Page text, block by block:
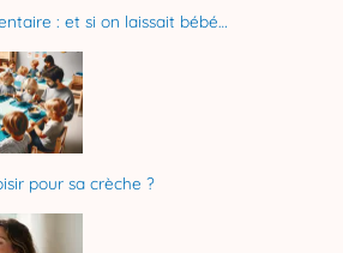
: et si on laissait bébé…
pour sa crèche ?